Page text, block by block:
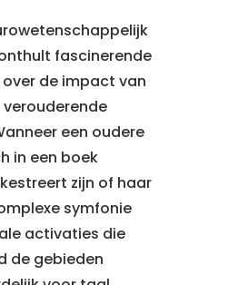
fascinerende
de impact van
verouderende
een oudere
in een boek
zijn of haar
symfonie
activaties die
de gebieden